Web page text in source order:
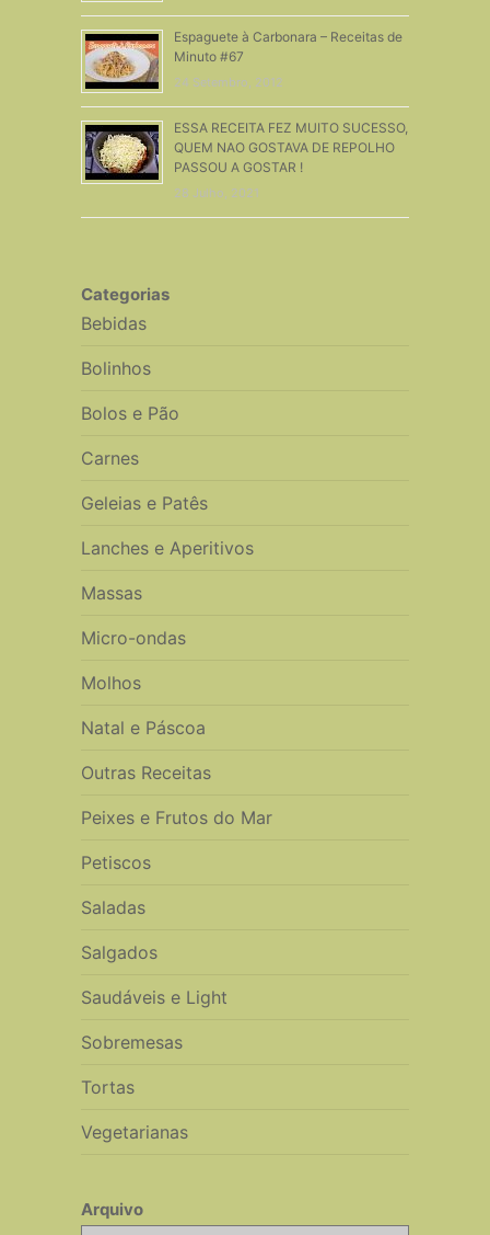
Espaguete à Carbonara – Receitas de
Minuto #67
24 Setembro, 2012
ESSA RECEITA FEZ MUITO SUCESSO,
QUEM NAO GOSTAVA DE REPOLHO
PASSOU A GOSTAR !
28 Julho, 2021
Categorias
Bebidas
Bolinhos
Bolos e Pão
Carnes
Geleias e Patês
Lanches e Aperitivos
Massas
Micro-ondas
Molhos
Natal e Páscoa
Outras Receitas
Peixes e Frutos do Mar
Petiscos
Saladas
Salgados
Saudáveis e Light
Sobremesas
Tortas
Vegetarianas
Arquivo